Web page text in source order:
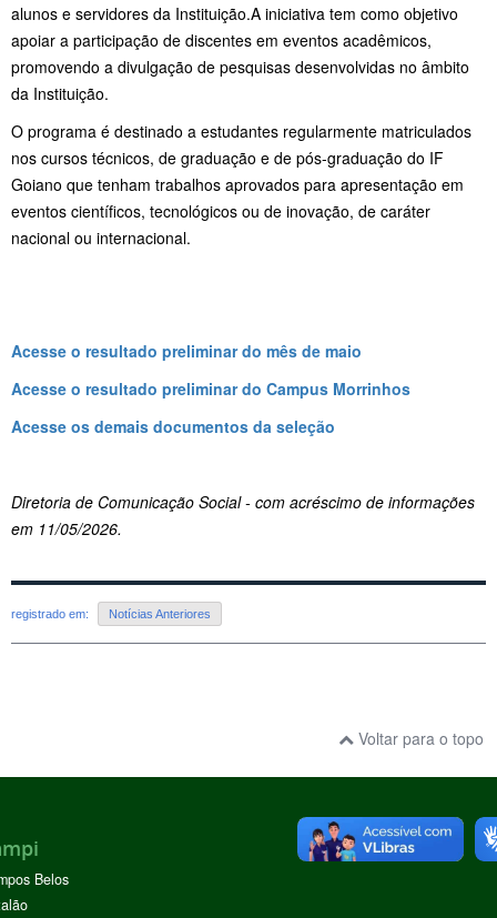
alunos e servidores da Instituição.A iniciativa tem como objetivo
apoiar a participação de discentes em eventos acadêmicos,
promovendo a divulgação de pesquisas desenvolvidas no âmbito
da Instituição.
O programa é destinado a estudantes regularmente matriculados
nos cursos técnicos, de graduação e de pós-graduação do IF
Goiano que tenham trabalhos aprovados para apresentação em
eventos científicos, tecnológicos ou de inovação, de caráter
nacional ou internacional.
Acesse o resultado preliminar do mês de maio
Acesse o resultado preliminar do Campus Morrinhos
Acesse os demais documentos da seleção
Diretoria de Comunicação Social - com acréscimo de informações
em 11/05/2026.
registrado em: Notícias Anteriores
Voltar para o topo
Belos